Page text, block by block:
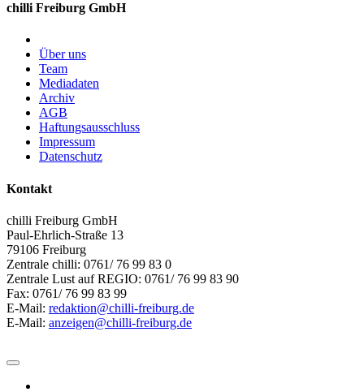
chilli Freiburg GmbH
Über uns
Team
Mediadaten
Archiv
AGB
Haftungsausschluss
Impressum
Datenschutz
Kontakt
chilli Freiburg GmbH
Paul-Ehrlich-Straße 13
79106 Freiburg
Zentrale chilli: 0761/ 76 99 83 0
Zentrale Lust auf REGIO: 0761/ 76 99 83 90
Fax: 0761/ 76 99 83 99
E-Mail: redaktion@chilli-freiburg.de
E-Mail: anzeigen@chilli-freiburg.de